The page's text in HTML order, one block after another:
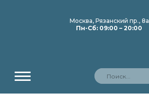
Москва, Рязанский пр., 8а
Пн-Сб: 09:00 – 20:00